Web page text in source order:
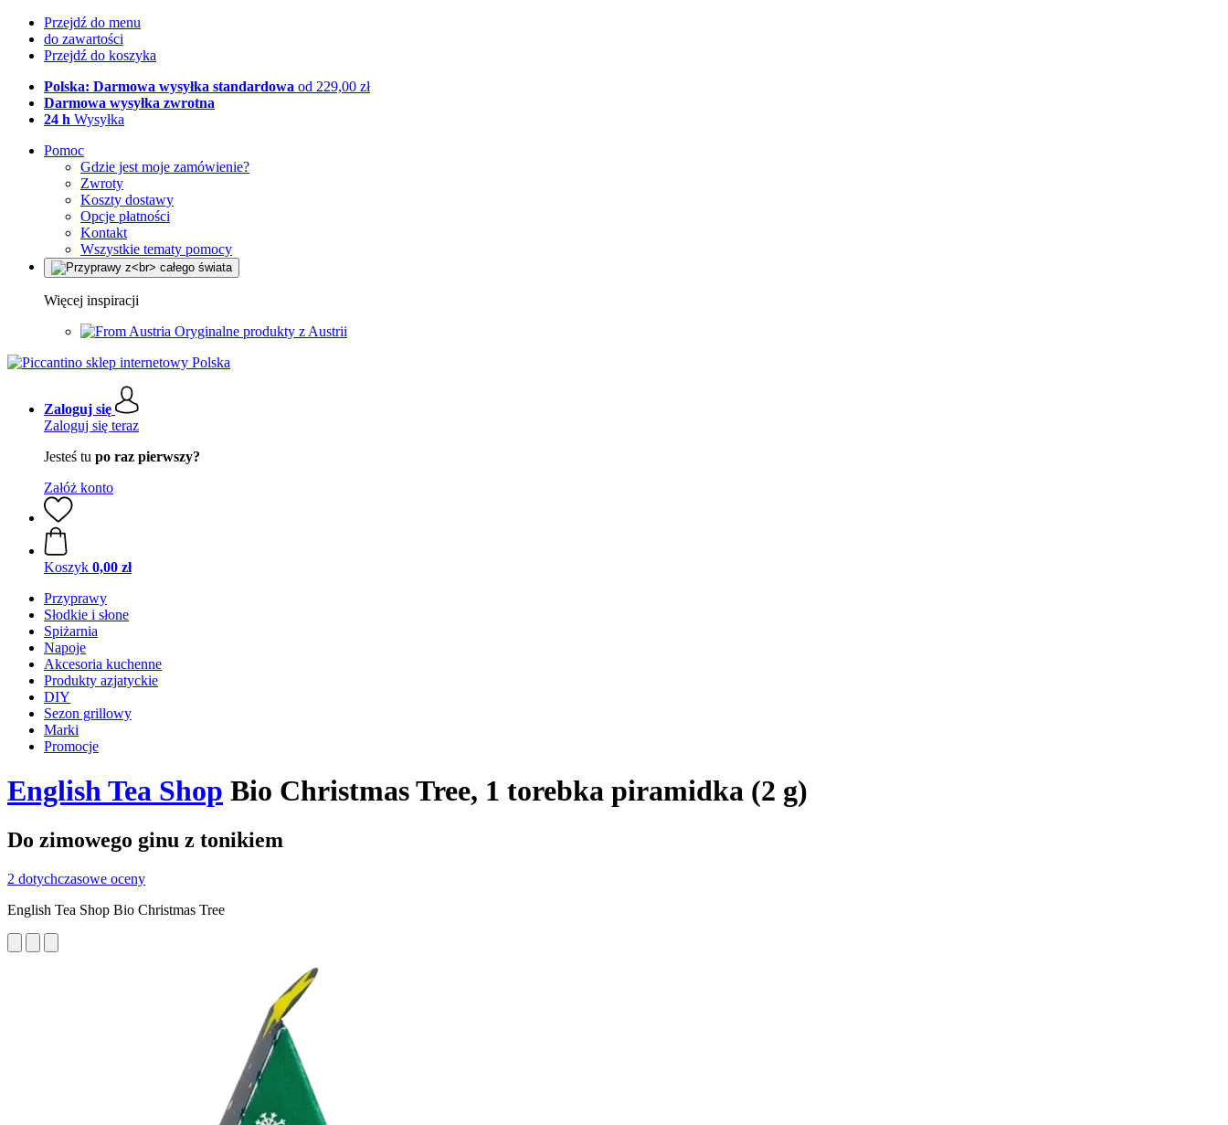
Przejdź do menu
do zawartości
Przejdź do koszyka
Polska: Darmowa wysyłka standardowa od 229,00 zł
Darmowa wysyłka zwrotna
24 h Wysyłka
Pomoc
Gdzie jest moje zamówienie?
Zwroty
Koszty dostawy
Opcje płatności
Kontakt
Wszystkie tematy pomocy
Więcej inspiracji
Oryginalne produkty z Austrii
Zaloguj się
Zaloguj się teraz
Jesteś tu po raz pierwszy?
Załóż konto
Koszyk 0,00 zł
Przyprawy
Słodkie i słone
Spiżarnia
Napoje
Akcesoria kuchenne
Produkty azjatyckie
DIY
Sezon grillowy
Marki
Promocje
English Tea Shop Bio Christmas Tree, 1 torebka piramidka (2 g)
Do zimowego ginu z tonikiem
2 dotychczasowe oceny
English Tea Shop Bio Christmas Tree